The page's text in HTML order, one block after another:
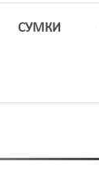
СУМКИ